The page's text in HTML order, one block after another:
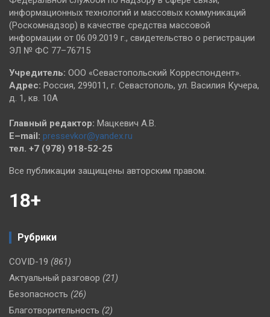
информационных технологий и массовых коммуникаций
(Роскомнадзор) в качестве средства массовой
информации от 06.09.2019 г., свидетельство о регистрации
ЭЛ № ФС 77–76715
Учредитель: ООО «Севастопольский Корреспондент».
Адрес: Россия, 299011, г. Севастополь, ул. Василия Кучера,
д. 1, кв. 10А
Главный редактор: Мацкевич А.В.
E–mail: pressevkor@yandex.ru
тел. +7 (978) 918-52-25
Все публикации защищены авторским правом.
18+
Рубрики
COVID-19 (861)
Актуальный разговор (21)
Безопасность (26)
Благотворительность (2)